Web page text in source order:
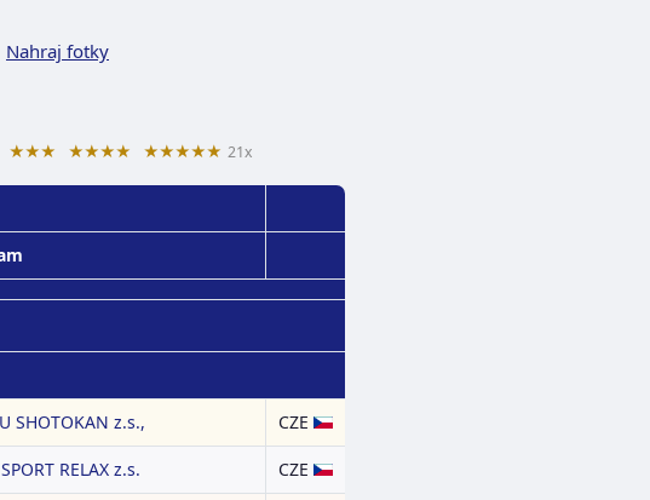
Nahraj fotky
★★★ ★★★★ ★★★★★ 21x
SHOTOKAN z.s., CZE
RELAX z.s. CZE